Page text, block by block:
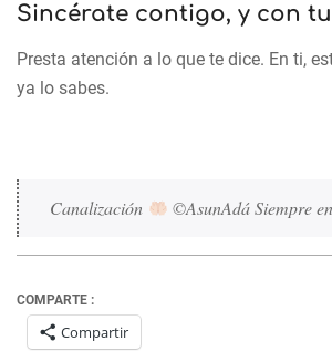
Sincérate contigo, y con tu
Presta atención a lo que te dice. En ti,
ya lo sabes.
Canalización ©AsunAdá Siempre
COMPARTE :
Compartir